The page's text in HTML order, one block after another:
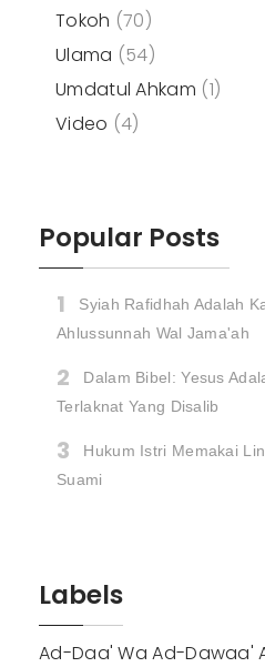
Tokoh (70)
Ulama (54)
Umdatul Ahkam (1)
Video (4)
Popular Posts
Syiah Rafidhah Adalah
Ahlussunnah Wal Jama'ah
Dalam Bibel: Yesus
Terlaknat Yang Disalib
Hukum Istri Memakai
Suami
Labels
Ad-Daa' Wa Ad-Dawaa'